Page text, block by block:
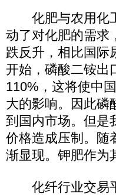
化肥与农用化工
动了对化肥的需求
跌反升，相比国际
开始，磷酸二铵出
110%，这将使中
大的影响。因此磷
到国内市场。但是
价格造成压制。随
渐显现。钾肥作为
化纤行业交易平